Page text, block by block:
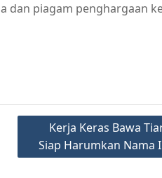
piagam penghargaan
Kerja Keras Bawa
Siap Harumkan Nama